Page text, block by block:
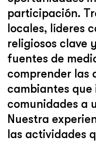
participación.
locales, líderes
religiosos clave
fuentes de
comprender las
cambiantes que
comunidades a
Nuestra
las actividades